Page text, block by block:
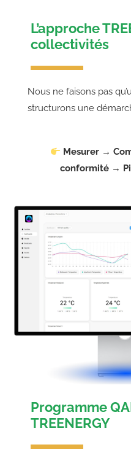
L’approche
collectivités
Nous ne faisons pas
structurons une
Mesurer →
conformité →
Programme
TREENERGY